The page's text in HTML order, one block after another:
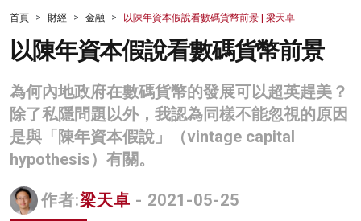
財經
生活
商業
科技
名家榜
首頁 財經 金融 以陳年資本假說看數碼貨幣前景 | 梁天卓
以陳年資本假說看數碼貨幣前景
為何內地政府在數碼貨幣的發展可以超英趕美？
除了私隱問題以外，我認為同樣不能忽視的原因
是與「陳年資本假說」（vintage capital
hypothesis）有關。
作者:梁天卓 - 2021-05-25